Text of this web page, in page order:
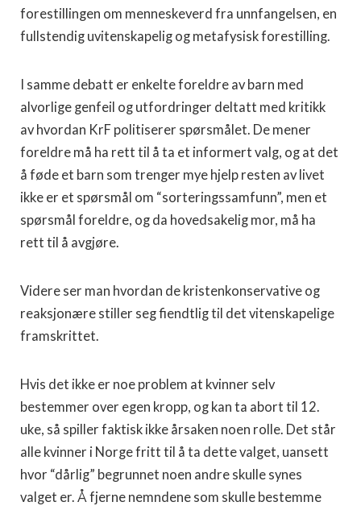
forestillingen om menneskeverd fra unnfangelsen, en
fullstendig uvitenskapelig og metafysisk forestilling.
I samme debatt er enkelte foreldre av barn med
alvorlige genfeil og utfordringer deltatt med kritikk
av hvordan KrF politiserer spørsmålet. De mener
foreldre må ha rett til å ta et informert valg, og at det
å føde et barn som trenger mye hjelp resten av livet
ikke er et spørsmål om “sorteringssamfunn”, men et
spørsmål foreldre, og da hovedsakelig mor, må ha
rett til å avgjøre.
Videre ser man hvordan de kristenkonservative og
reaksjonære stiller seg fiendtlig til det vitenskapelige
framskrittet.
Hvis det ikke er noe problem at kvinner selv
bestemmer over egen kropp, og kan ta abort til 12.
uke, så spiller faktisk ikke årsaken noen rolle. Det står
alle kvinner i Norge fritt til å ta dette valget, uansett
hvor “dårlig” begrunnet noen andre skulle synes
valget er. Å fjerne nemndene som skulle bestemme